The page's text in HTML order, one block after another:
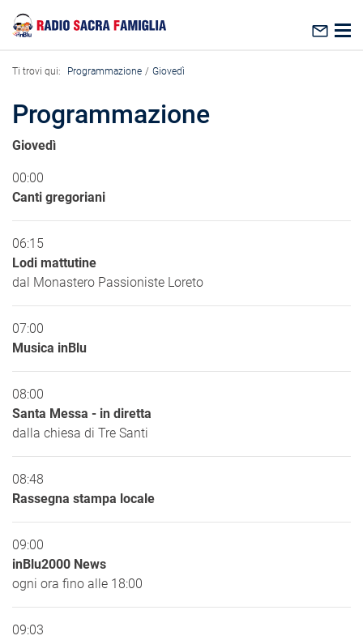
Ti trovi qui: Programmazione Giovedì
Programmazione
Giovedì
00:00
Canti gregoriani
06:15
Lodi mattutine
dal Monastero Passioniste Loreto
07:00
Musica inBlu
08:00
Santa Messa - in diretta
dalla chiesa di Tre Santi
08:48
Rassegna stampa locale
09:00
inBlu2000 News
ogni ora fino alle 18:00
09:03